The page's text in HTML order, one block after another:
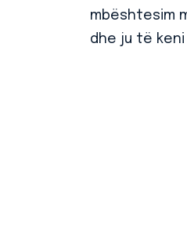
mbështesim
dhe ju të